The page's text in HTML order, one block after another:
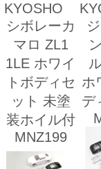
KYOSHO
シボレーカ
マロ ZL1
1LE ホワイ
トボディセ
ット 未塗
装ホイル付
MNZ199
ホ
デ